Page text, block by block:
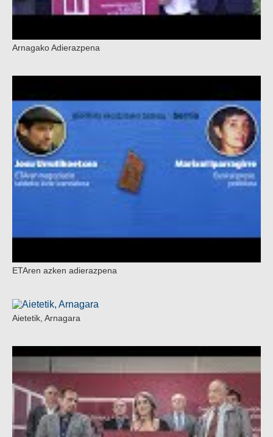
Arnagako Adierazpena
ETAren azken adierazpena
Aietetik, Arnagara